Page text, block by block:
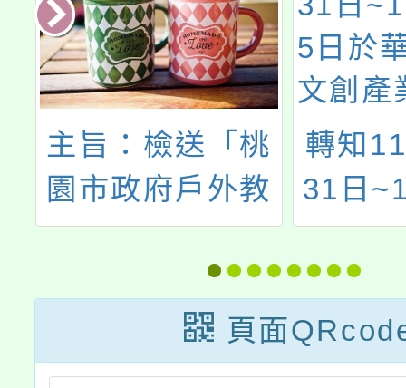
主旨：檢送「桃
園市政府戶外教
育及海洋教育中
心115學年度專
業工作人員遴選
實施計畫」1
轉知
31日
5日於
文創產
1、
《ゲ
頁面